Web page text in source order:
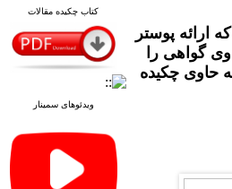
ارائه پوستر
گواهی را
حاوی چکیده
کتاب چکیده مقالات
ویدئوهای سمینار